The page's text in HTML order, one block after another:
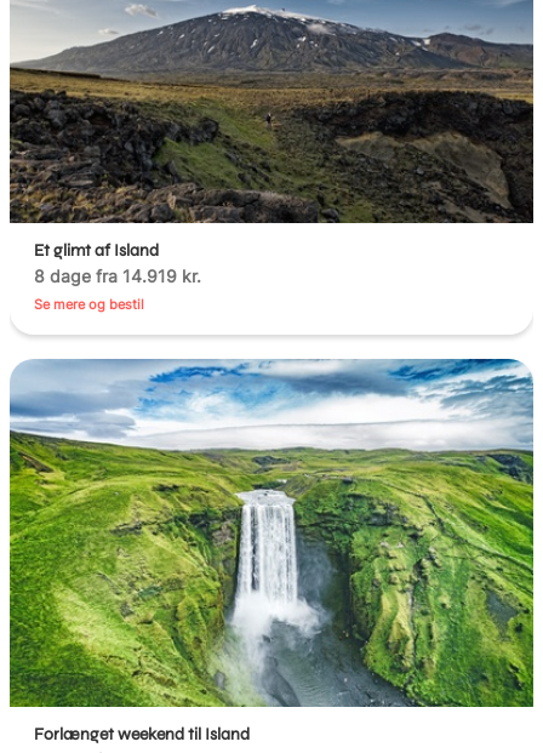
Et glimt af Island
8 dage fra 14.919 kr.
Se mere og bestil
Forlænget weekend til Island